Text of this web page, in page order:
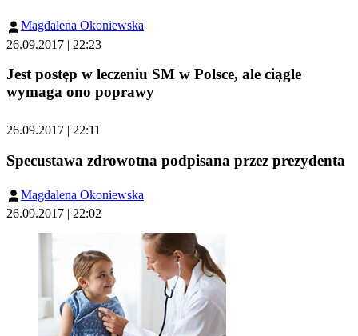
Magdalena Okoniewska
26.09.2017 | 22:23
Jest postęp w leczeniu SM w Polsce, ale ciągle
wymaga ono poprawy
26.09.2017 | 22:11
Specustawa zdrowotna podpisana przez prezydenta
Magdalena Okoniewska
26.09.2017 | 22:02